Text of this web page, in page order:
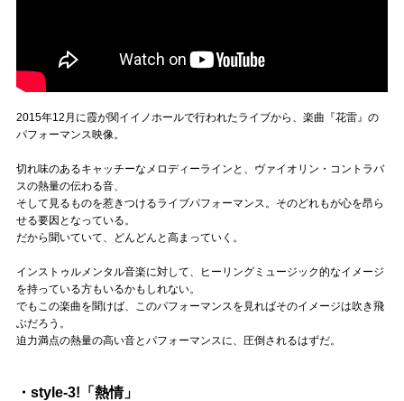
2015年12月に霞が関イイノホールで行われたライブから、楽曲『花雷』の
パフォーマンス映像。
切れ味のあるキャッチーなメロディーラインと、ヴァイオリン・コントラバ
スの熱量の伝わる音、
そして見るものを惹きつけるライブパフォーマンス。そのどれもが心を昂ら
せる要因となっている。
だから聞いていて、どんどんと高まっていく。
インストゥルメンタル音楽に対して、ヒーリングミュージック的なイメージ
を持っている方もいるかもしれない。
でもこの楽曲を聞けば、このパフォーマンスを見ればそのイメージは吹き飛
ぶだろう。
迫力満点の熱量の高い音とパフォーマンスに、圧倒されるはずだ。
・style-3!「熱情」